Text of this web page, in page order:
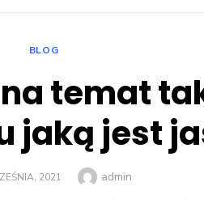
BLOG
temat
jaką jest
2021 Author
admin